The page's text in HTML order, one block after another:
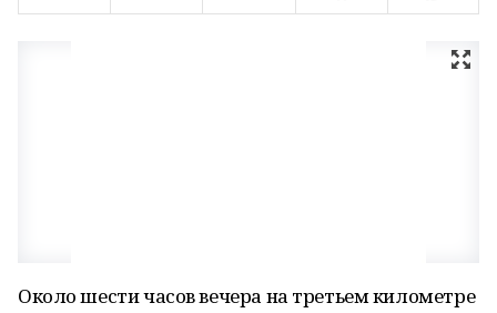
Около шести часов вечера на третьем километре